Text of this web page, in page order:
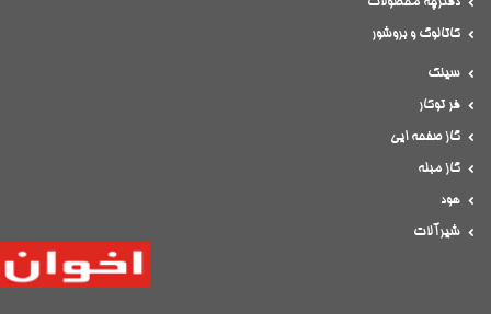
کاتالوگ و بروشور
سینک
فر توکار
گاز صفحه ایی
گاز مبله
هود
شیرآلات